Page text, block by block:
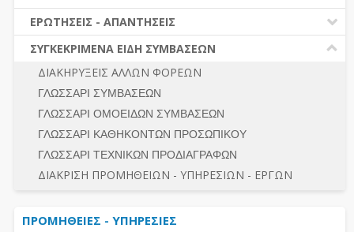
ΚΑΛΛΙΚΡΑΤΗΣ (Ν.3852/2010)
ΝΟΜΟΘΕΣΙΑ - ΝΟΜΟΛΟΓΙΑ (ΣΥΝΟΛΟ)
ΕΡΩΤΗΣΕΙΣ - ΑΠΑΝΤΗΣΕΙΣ
ΠΡΟΔΙΚΑΣΤΙΚΗ ΠΡΟΣΦΥΓΗ
ΓΕΝΙΚΟΙ ΚΑΝΟΝΕΣ
ΔΙΚΑΙΟΥΜΕΝΟΙ ΣΥΜΜΕΤΟΧΗΣ
ΠΡΟΣΦΟΡΕΣ – ΔΙΚΑΙΟΛΟΓΗΤΙΚΑ ΣΥΜΜΕΤΟΧΗΣ
ΔΙΕΞΑΓΩΓΗ ΔΙΑΔΙΚΑΣΙΑΣ
ΕΣΗΔΗΣ – ΚΗΜΔΗΣ
ΠΕΡΙΛΗΨΕΙΣ ΑΠΟΦΑΣΕΩΝ Α.Ε.Π.Π. - Ε.Α.ΔΗ.ΣΥ.
ΣΥΝΟΛΟ
ΕΡΩΤΗΣΕΙΣ - ΑΠΑΝΤΗΣΕΙΣ
Ν. 4782/2021 - ΤΡΟΠΟΠΟΙΗΣΗ 4412/2016
ΔΙΕΞΑΓΩΓΗ ΔΙΑΔΙΚΑΣΙΑΣ
ΔΙΑΔΙΚΑΣΙΕΣ ΑΝΑΘΕΣΗΣ
ΓΕΝΙΚΟΙ ΚΑΝΟΝΕΣ
ΠΡΟΕΤΟΙΜΑΣΙΑ - ΔΗΜΟΣΙΟΤΗΤΑ
ΛΟΓΟΙ ΑΠΟΚΛΕΙΣΜΟΥ-ΔΙΚΑΙΟΥΜΕΝΟΙ ΣΥΜΜΕΤΟΧΗΣ
ΠΡΟΣΦΟΡΕΣ - ΔΙΚΑΙΟΛΟΓΗΤΙΚΑ ΣΥΜΜΕΤΟΧΗΣ
ΣΥΓΚΕΚΡΙΜΕΝΑ ΕΙΔΗ ΣΥΜΒΑΣΕΩΝ
ΔΙΑΚΗΡΥΞΕΙΣ ΑΛΛΩΝ ΦΟΡΕΩΝ
ΓΛΩΣΣΑΡΙ ΣΥΜΒΑΣΕΩΝ
ΓΛΩΣΣΑΡΙ ΟΜΟΕΙΔΩΝ ΣΥΜΒΑΣΕΩΝ
ΓΛΩΣΣΑΡΙ ΚΑΘΗΚΟΝΤΩΝ ΠΡΟΣΩΠΙΚΟΥ
ΓΛΩΣΣΑΡΙ ΤΕΧΝΙΚΩΝ ΠΡΟΔΙΑΓΡΑΦΩΝ
ΔΙΑΚΡΙΣΗ ΠΡΟΜΗΘΕΙΩΝ - ΥΠΗΡΕΣΙΩΝ - ΕΡΓΩΝ
ΠΡΟΜΗΘΕΙΕΣ - ΥΠΗΡΕΣΙΕΣ